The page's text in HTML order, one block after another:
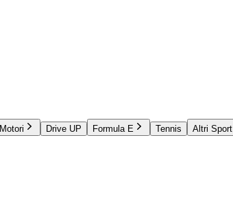
Motori Drive UP Formula E Tennis Altri Sport